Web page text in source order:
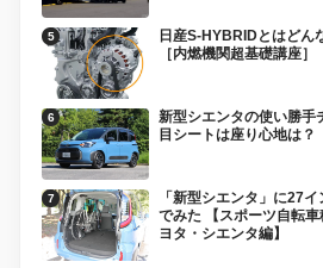
日産S-HYBRIDとはどん
［内燃機関超基礎講座］
新型シエンタの使い勝手
目シートは座り心地は？
「新型シエンタ」に27
でみた 【スポーツ自転
ヨタ・シエンタ編】